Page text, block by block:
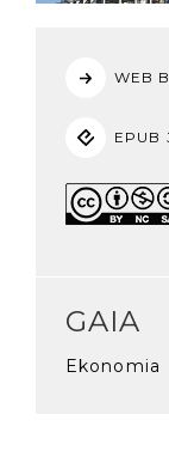
WEB
EPUB
GAIA
Ekonomia